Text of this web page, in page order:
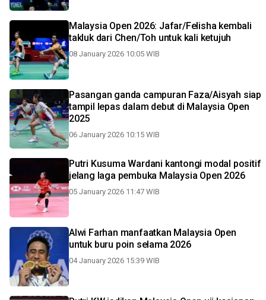
Malaysia Open 2026: Jafar/Felisha kembali
takluk dari Chen/Toh untuk kali ketujuh
08 January 2026 10:05 WIB
Pasangan ganda campuran Faza/Aisyah siap
tampil lepas dalam debut di Malaysia Open
2025
06 January 2026 10:15 WIB
Putri Kusuma Wardani kantongi modal positif
jelang laga pembuka Malaysia Open 2026
05 January 2026 11:47 WIB
Alwi Farhan manfaatkan Malaysia Open
untuk buru poin selama 2026
04 January 2026 15:39 WIB